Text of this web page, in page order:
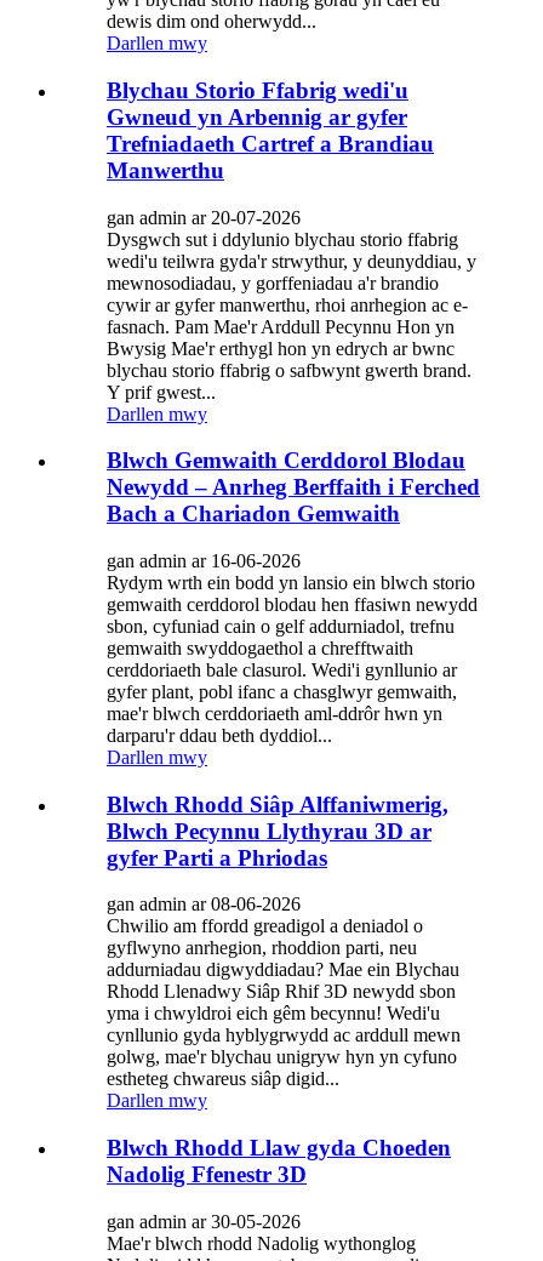
dewis dim ond oherwydd...
Darllen mwy
Blychau Storio Ffabrig wedi'u
Gwneud yn Arbennig ar gyfer
Trefniadaeth Cartref a Brandiau
Manwerthu
gan admin ar 20-07-2026
Dysgwch sut i ddylunio blychau storio ffabrig
wedi'u teilwra gyda'r strwythur, y deunyddiau, y
mewnosodiadau, y gorffeniadau a'r brandio
cywir ar gyfer manwerthu, rhoi anrhegion ac e-
fasnach. Pam Mae'r Arddull Pecynnu Hon yn
Bwysig Mae'r erthygl hon yn edrych ar bwnc
blychau storio ffabrig o safbwynt gwerth brand.
Y prif gwest...
Darllen mwy
Blwch Gemwaith Cerddorol Blodau
Newydd – Anrheg Berffaith i Ferched
Bach a Chariadon Gemwaith
gan admin ar 16-06-2026
Rydym wrth ein bodd yn lansio ein blwch storio
gemwaith cerddorol blodau hen ffasiwn newydd
sbon, cyfuniad cain o gelf addurniadol, trefnu
gemwaith swyddogaethol a chrefftwaith
cerddoriaeth bale clasurol. Wedi'i gynllunio ar
gyfer plant, pobl ifanc a chasglwyr gemwaith,
mae'r blwch cerddoriaeth aml-ddrôr hwn yn
darparu'r ddau beth dyddiol...
Darllen mwy
Blwch Rhodd Siâp Alffaniwmerig,
Blwch Pecynnu Llythyrau 3D ar
gyfer Parti a Phriodas
gan admin ar 08-06-2026
Chwilio am ffordd greadigol a deniadol o
gyflwyno anrhegion, rhoddion parti, neu
addurniadau digwyddiadau? Mae ein Blychau
Rhodd Llenadwy Siâp Rhif 3D newydd sbon
yma i chwyldroi eich gêm becynnu! Wedi'u
cynllunio gyda hyblygrwydd ac arddull mewn
golwg, mae'r blychau unigryw hyn yn cyfuno
estheteg chwareus siâp digid...
Darllen mwy
Blwch Rhodd Llaw gyda Choeden
Nadolig Ffenestr 3D
gan admin ar 30-05-2026
Mae'r blwch rhodd Nadolig wythonglog